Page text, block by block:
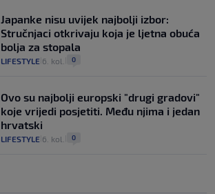
Japanke nisu uvijek najbolji izbor:
Stručnjaci otkrivaju koja je ljetna obuća
bolja za stopala
LIFESTYLE 6. kol. 0
Ovo su najbolji europski "drugi gradovi"
koje vrijedi posjetiti. Među njima i jedan
hrvatski
LIFESTYLE 6. kol. 0